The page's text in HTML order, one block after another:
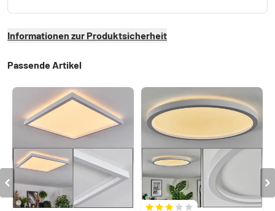
Informationen zur Produktsicherheit
Passende Artikel